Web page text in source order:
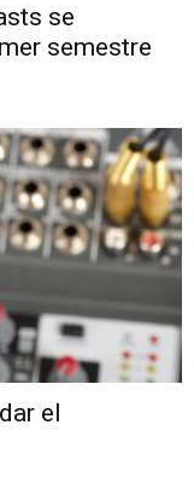
se
semestre
el